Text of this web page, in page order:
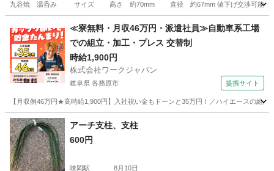
九谷焼 湯呑み サイズ 高さ 約70mm 直径 約67mm 値下げ交渉可能◎
相生山駅 食器 九谷焼
≪寮無料・月収46万円・派遣社員≫自動車系工場
での組立・加工・プレス 交替制
時給1,900円
株式会社ワークジャパン
岐阜県 各務原市 提携サイト
【月収例46万円★高時給1,900円】入社祝い金もドーンと35万円！／ハイエースの組
岐阜 各務原市 その他
アーチ支柱、支柱
600円
味岡駅 8月10日